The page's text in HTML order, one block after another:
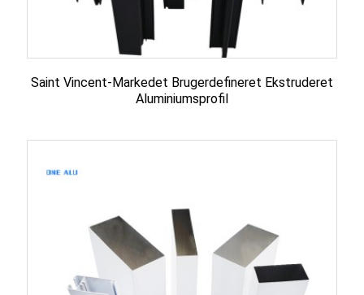
Saint Vincent-Markedet Brugerdefineret Ekstruderet
Aluminiumsprofil